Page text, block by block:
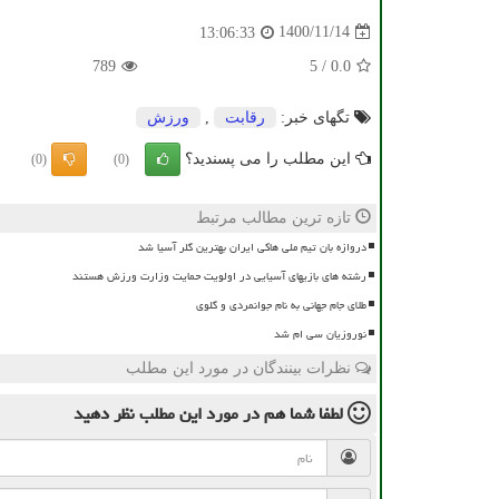
1400/11/14
13:06:33
0.0
/
5
789
تگهای خبر: رقابت , ورزش
این مطلب را می پسندید؟ (0)
(0)
تازه ترین مطالب مرتبط
دروازه بان تیم ملی هاکی ایران بهترین گلر آسیا شد
رشته های بازیهای آسیایی در اولویت حمایت وزارت ورزش هستند
طلای جام جهانی به نام جوانمردی و گلوی
نوروزیان سی ام شد
نظرات بینندگان در مورد این مطلب
لطفا شما همدر مورد این مطلبنظر دهید